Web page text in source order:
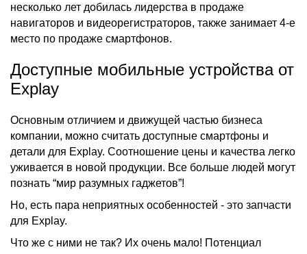
несколько лет добилась лидерства в продаже
навигаторов и видеорегистраторов, также занимает 4-е
место по продаже смартфонов.
Доступные мобильные устройства от
Explay
Основным отличием и движущей частью бизнеса
компании, можно считать доступные смартфоны и
детали для Explay. Соотношение цены и качества легко
уживается в новой продукции. Все больше людей могут
познать “мир разумных гаджетов”!
Но, есть пара неприятных особенностей - это запчасти
для Explay.
Что же с ними не так? Их очень мало! Потенциал